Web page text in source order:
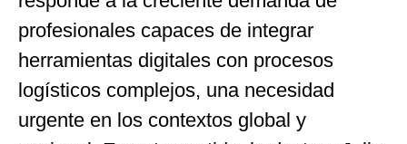
profesionales capaces de integrar
herramientas digitales con procesos
logísticos complejos, una necesidad
urgente en los contextos global y